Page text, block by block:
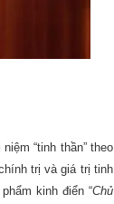
“tinh thần” theo
trị vàgiá trị tinh
kinh điển “Chủ